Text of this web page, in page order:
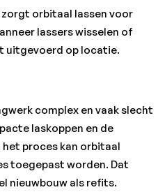
orbitaal lassen voor
lassers wisselen of
uitgevoerd op locatie.
complex en vaak slecht
laskoppen en de
proces kan orbitaal
toegepast worden. Dat
nieuwbouw als refits.